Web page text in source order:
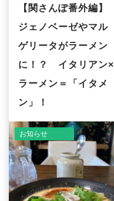
【関さんぽ番外編】
ジェノベーゼやマル
ゲリータがラーメン
に！？ イタリアン×
ラーメン＝「イタメ
ン」！
お知らせ